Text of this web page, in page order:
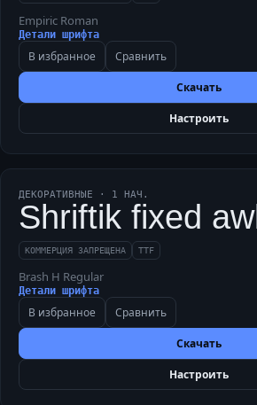
Empiric Roman
Детали шрифта
В избранное Сравнить
Скачать
Настроить
ДЕКОРАТИВНЫЕ · 1 НАЧ.
Shriftik fixed
КОММЕРЦИЯ ЗАПРЕЩЕНА TTF
Brash H Regular
Детали шрифта
В избранное Сравнить
Скачать
Настроить